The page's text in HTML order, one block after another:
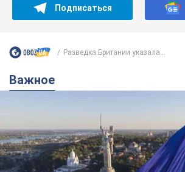
Подписаться
Разведка Британии указала...
Важное